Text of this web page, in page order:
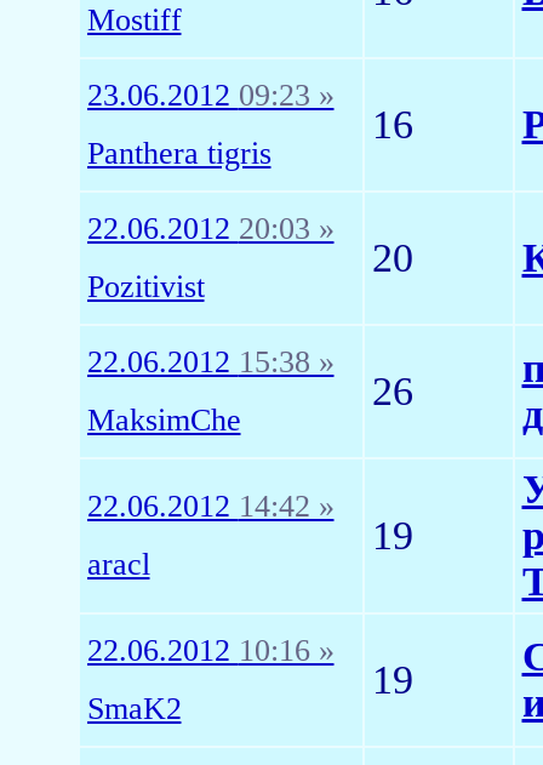
Mostiff
23.06.2012 09:23 »
Pаnthera tigris
16
22.06.2012 20:03 »
Pozitivist
20
22.06.2012 15:38 »
MaksimChe
26
22.06.2012 14:42 »
aracl
19
22.06.2012 10:16 »
SmaK2
19